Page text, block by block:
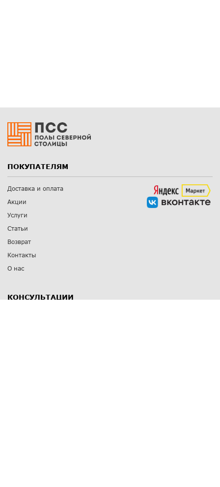
ПОКУПАТЕЛЯМ
Доставка и оплата
Акции
Услуги
Статьи
Возврат
Контакты
О нас
КОНСУЛЬТАЦИИ